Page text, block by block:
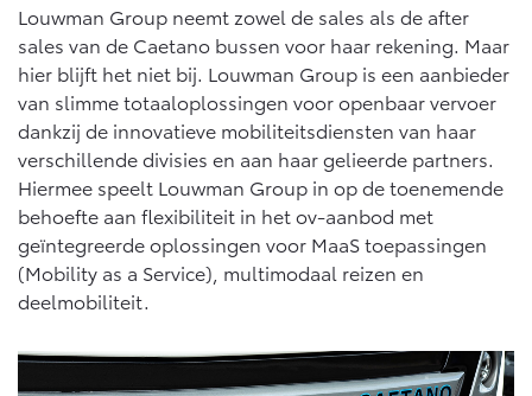
Proace Max (excl. BTW)
OOK ALS BATTERIJ-
ELEKTRISCH
Vanaf € 46.301,-
Hilux (excl. BTW)
OOK ALS BATTERIJ-
ELEKTRISCH
Vanaf € 56.570,-
Land Cruiser (excl. BTW)
Louwman Group neemt zowel de sales als de after
sales van de Caetano bussen voor haar rekening. Maar
hier blijft het niet bij. Louwman Group is een aanbieder
van slimme totaaloplossingen voor openbaar vervoer
dankzij de innovatieve mobiliteitsdiensten van haar
verschillende divisies en aan haar gelieerde partners.
Hiermee speelt Louwman Group in op de toenemende
behoefte aan flexibiliteit in het ov-aanbod met
geïntegreerde oplossingen voor MaaS toepassingen
(Mobility as a Service), multimodaal reizen en
deelmobiliteit.